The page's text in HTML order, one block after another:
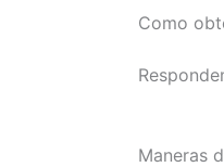
Como
Maneras